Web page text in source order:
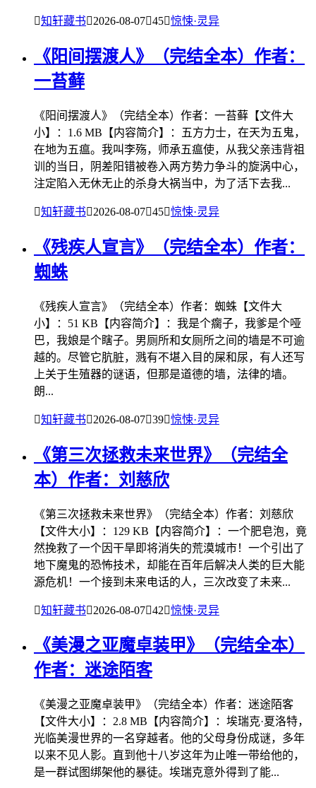
知轩藏书2026-08-0745惊悚·灵异
《阳间摆渡人》（完结全本）作者：
一苔藓
《阳间摆渡人》（完结全本）作者：一苔藓【文件大
小】：1.6 MB【内容简介】：五方力士，在天为五鬼，
在地为五瘟。我叫李殇，师承五瘟使，从我父亲违背祖
训的当日，阴差阳错被卷入两方势力争斗的旋涡中心，
注定陷入无休无止的杀身大祸当中，为了活下去我...
知轩藏书2026-08-0745惊悚·灵异
《残疾人宣言》（完结全本）作者：
蜘蛛
《残疾人宣言》（完结全本）作者：蜘蛛【文件大
小】：51 KB【内容简介】：我是个瘸子，我爹是个哑
巴，我娘是个瞎子。男厕所和女厕所之间的墙是不可逾
越的。尽管它肮脏，溅有不堪入目的屎和尿，有人还写
上关于生殖器的谜语，但那是道德的墙，法律的墙。
朗...
知轩藏书2026-08-0739惊悚·灵异
《第三次拯救未来世界》（完结全
本）作者：刘慈欣
《第三次拯救未来世界》（完结全本）作者：刘慈欣
【文件大小】：129 KB【内容简介】：一个肥皂泡，竟
然挽救了一个因干旱即将消失的荒漠城市！一个引出了
地下魔鬼的恐怖技术，却能在百年后解决人类的巨大能
源危机！一个接到未来电话的人，三次改变了未来...
知轩藏书2026-08-0742惊悚·灵异
《美漫之亚魔卓装甲》（完结全本）
作者：迷途陌客
《美漫之亚魔卓装甲》（完结全本）作者：迷途陌客
【文件大小】：2.8 MB【内容简介】：埃瑞克·夏洛特，
光临美漫世界的一名穿越者。他的父母身份成谜，多年
以来不见人影。直到他十八岁这年为止唯一带给他的，
是一群试图绑架他的暴徒。埃瑞克意外得到了能...